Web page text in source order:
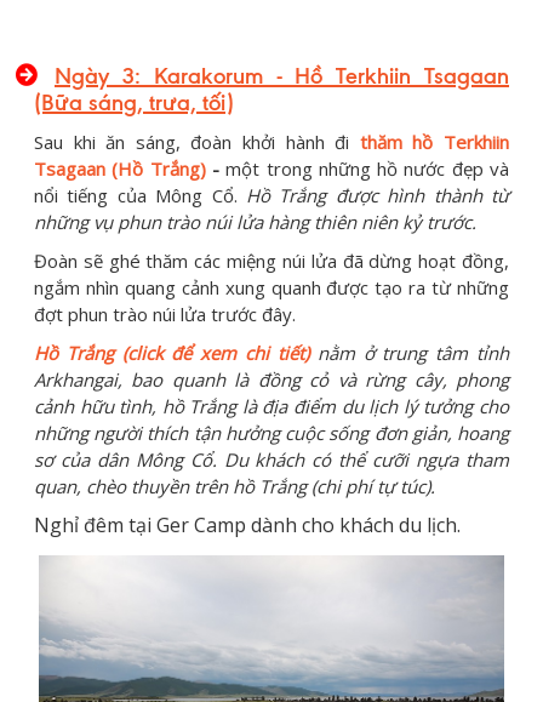
Ngày 3: Karakorum - Hồ Terkhiin Tsagaan
(Bữa sáng, trưa, tối)
Sau khi ăn sáng, đoàn khởi hành đi thăm hồ Terkhiin
Tsagaan (Hồ Trắng)-một trong những hồ nước đẹp và
nổi tiếng của Mông Cổ. Hồ Trắng được hình thành từ
những vụ phun trào núi lửa hàng thiên niên kỷ trước.
Đoàn sẽ ghé thăm các miệng núi lửa đã dừng hoạt đồng,
ngắm nhìn quang cảnh xung quanh được tạo ra từ những
đợt phun trào núi lửa trước đây.
Hồ Trắng (click để xem chi tiết)nằm ở trung tâm tỉnh
Arkhangai, bao quanh là đồng cỏ và rừng cây, phong
cảnh hữu tình, hồ Trắng là địa điểm du lịch lý tưởng cho
những người thích tận hưởng cuộc sống đơn giản, hoang
sơ của dân Mông Cổ. Du khách có thể cưỡi ngựa tham
quan, chèo thuyền trên hồ Trắng (chi phí tự túc).
Nghỉ đêm tại Ger Camp dành cho khách du lịch.